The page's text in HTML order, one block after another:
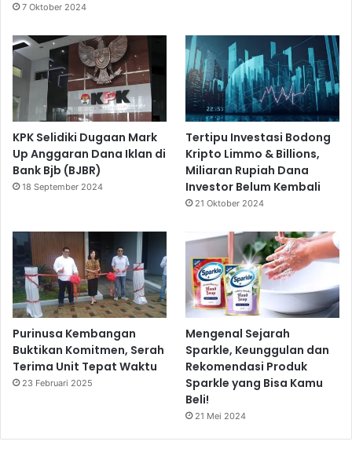
7 Oktober 2024
KPK Selidiki Dugaan Mark
Up Anggaran Dana Iklan di
Bank Bjb (BJBR)
18 September 2024
Tertipu Investasi Bodong
Kripto Limmo & Billions,
Miliaran Rupiah Dana
Investor Belum Kembali
21 Oktober 2024
Purinusa Kembangan
Buktikan Komitmen, Serah
Terima Unit Tepat Waktu
23 Februari 2025
Mengenal Sejarah
Sparkle, Keunggulan dan
Rekomendasi Produk
Sparkle yang Bisa Kamu
Beli!
21 Mei 2024